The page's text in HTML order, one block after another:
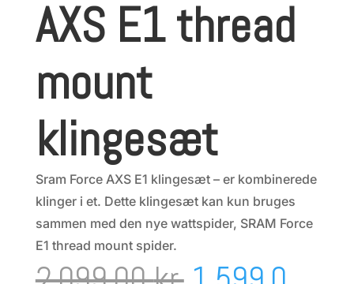
AXS E1 thread
mount
klingesæt
Sram Force AXS E1 klingesæt – er kombinerede
klinger i et. Dette klingesæt kan kun bruges
sammen med den nye wattspider, SRAM Force
E1 thread mount spider.